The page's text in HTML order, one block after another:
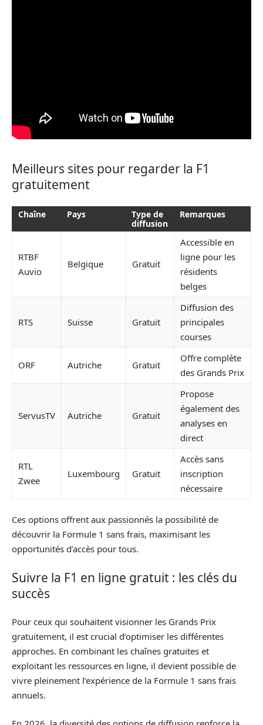
Meilleurs sites pour regarder la F1
gratuitement
Chaîne Pays
Type de
diffusion
Remarques
RTBF
Auvio
Belgique Gratuit
Accessible en
ligne pour les
résidents
belges
RTS Suisse Gratuit
Diffusion des
principales
courses
ORF Autriche Gratuit
Offre complète
des Grands Prix
ServusTV Autriche Gratuit
Propose
également des
analyses en
direct
RTL
Zwee
Luxembourg Gratuit
Accès sans
inscription
nécessaire
Ces options offrent aux passionnés la possibilité de
découvrir la Formule 1 sans frais, maximisant les
opportunités d’accès pour tous.
Suivre la F1 en ligne gratuit : les clés du
succès
Pour ceux qui souhaitent visionner les Grands Prix
gratuitement, il est crucial d’optimiser les différentes
approches. En combinant les chaînes gratuites et
exploitant les ressources en ligne, il devient possible de
vivre pleinement l’expérience de la Formule 1 sans frais
annuels.